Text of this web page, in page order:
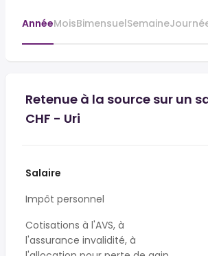
AnnéeMoisBimensuelSemaine
Retenue à la source sur un
CHF - Uri
Salaire
Impôt personnel
Cotisations à l'AVS, à
l'assurance invalidité, à